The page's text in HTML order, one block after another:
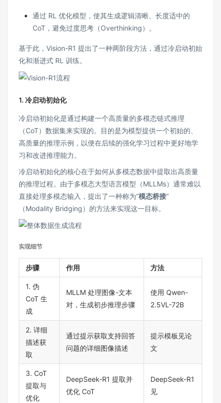
通过 RL 优化模型，使其生成逻辑清晰、长度适中的
CoT，避免过度思考（Overthinking）。
基于此，Vision-R1 提出了一种两阶段方法，通过冷启动初始
化和渐进式 RL 训练。
1. 冷启动初始化
冷启动初始化是通过构建一个高质量的多模态链式推理
（CoT）数据集来实现的。目的是为模型提供一个初始的、
高质量的推理示例，以便在后续的强化学习过程中更好地学
习和改进推理能力。
冷启动初始化的核心在于如何从多模态数据中提取出高质量
的推理过程。由于多模态大型语言模型（MLLMs）通常难以
直接处理多模态输入，提出了一种称为“模态桥接”
（Modality Bridging）的方法来实现这一目标。
实现细节
步骤 作用 方法
1. 伪
CoT 生
成
MLLM 处理图像-文本
对，生成初步推理步骤
使用 Qwen-
2.5VL-72B
2. 详细
描述获
取
通过提示获取支持回答
问题的详细图像描述
提示模板见论
文
3. CoT
提取与
优化
DeepSeek-R1 提取并
优化 CoT
DeepSeek-R1
见